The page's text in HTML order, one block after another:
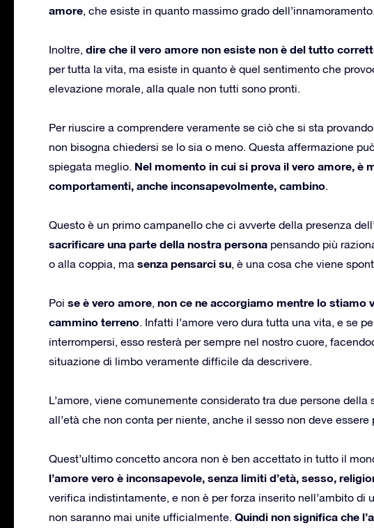
amore, che esiste in quanto massimo grado dell’innamoramento.
Inoltre, dire che il vero amore non esiste non è del tutto
per tutta la vita, ma esiste in quanto è quel sentimento che
elevazione morale, alla quale non tutti sono pronti.
Per riuscire a comprendere veramente se ciò che si sta
non bisogna chiedersi se lo sia o meno. Questa affermazione
spiegata meglio. Nel momento in cui si prova il vero amore, è
comportamenti, anche inconsapevolmente, cambino.
Questo è un primo campanello che ci avverte della presenza
sacrificare una parte della nostra persona pensando più
o alla coppia, ma senza pensarci su, è una cosa che viene
Poi se è vero amore, non ce ne accorgiamo mentre lo stiamo
cammino terreno. Infatti l’amore vero dura tutta una vita, e se
interrompersi, esso resterà per sempre nel nostro cuore,
situazione di limbo veramente difficile da descrivere.
L’amore, viene comunemente considerato tra due persone
all’età che non conta per niente, anche il sesso non deve essere
Quest’ultimo concetto ancora non è ben accettato in tutto il
l’amore vero è inconsapevole, senza limiti d’età, sesso,
verifica indistintamente, e non è per forza inserito nell’ambito di
non saranno mai unite ufficialmente. Quindi non significa che